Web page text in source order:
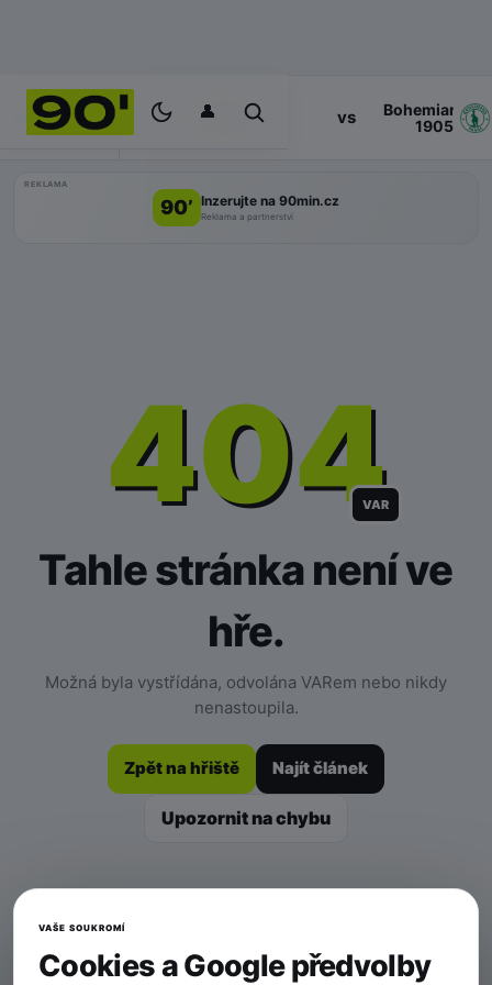
👤
PROGRAM 17:00 Zlin vs
Bohemians
1905
REKLAMA
90’ Inzerujte na 90min.cz
Reklama a partnerství
404
VAR
Tahle stránka není ve
hře.
Možná byla vystřídána, odvolána VARem nebo nikdy
nenastoupila.
Zpět na hřiště Najít článek
Upozornit na chybu
VAŠE SOUKROMÍ
Cookies a Google předvolby